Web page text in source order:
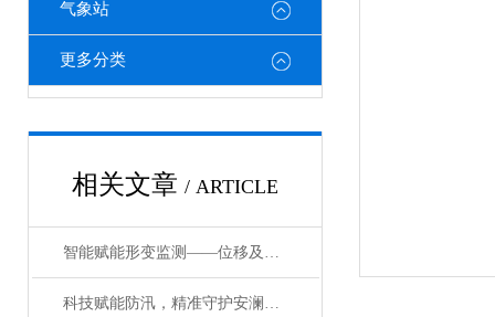
气象站
更多分类
相关文章 / ARTICLE
智能赋能形变监测——位移及建筑物沉降观测监测站功能与应用
科技赋能防汛，精准守护安澜——矿区安全防汛监测预警系统助力矿山平安运营